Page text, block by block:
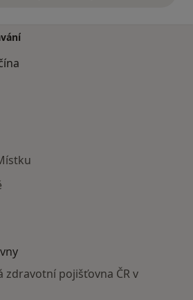
zdravotní pojišťovna ČR v